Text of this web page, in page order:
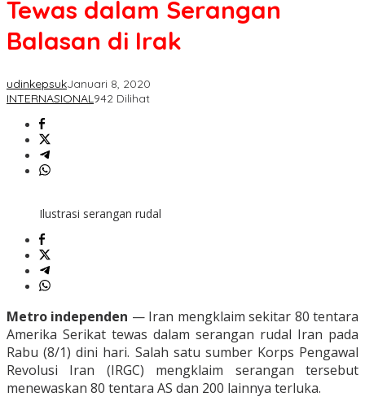
Tewas dalam Serangan
Balasan di Irak
udinkepsukJanuari 8, 2020
INTERNASIONAL942 Dilihat
Ilustrasi serangan rudal
Metro independen — Iran mengklaim sekitar 80 tentara
Amerika Serikat tewas dalam serangan rudal Iran pada
Rabu (8/1) dini hari. Salah satu sumber Korps Pengawal
Revolusi Iran (IRGC) mengklaim serangan tersebut
menewaskan 80 tentara AS dan 200 lainnya terluka.